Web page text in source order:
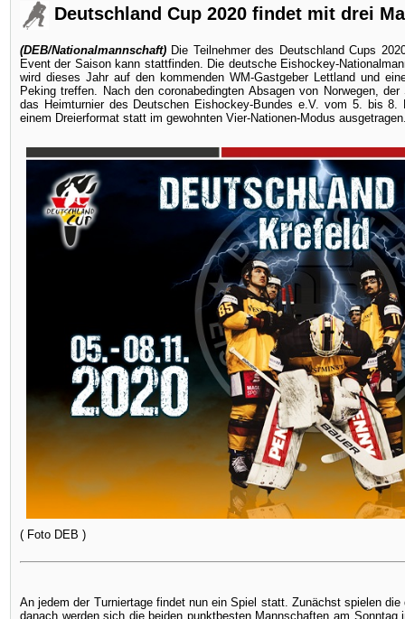
Deutschland Cup 2020 findet mit drei
(DEB/Nationalmannschaft) Die Teilnehmer des Deutschland Cups
Event der Saison kann stattfinden. Die deutsche Eishockey-
wird dieses Jahr auf den kommenden WM-Gastgeber Lettland und
Peking treffen. Nach den coronabedingten Absagen von Norwegen,
das Heimturnier des Deutschen Eishockey-Bundes e.V. vom 5. bis 8.
einem Dreierformat statt im gewohnten Vier-Nationen-Modus
( Foto DEB )
An jedem der Turniertage findet nun ein Spiel statt. Zunächst spielen die
danach werden sich die beiden punktbesten Mannschaften am Sonntag